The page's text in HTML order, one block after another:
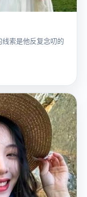
索是他反复念叨的